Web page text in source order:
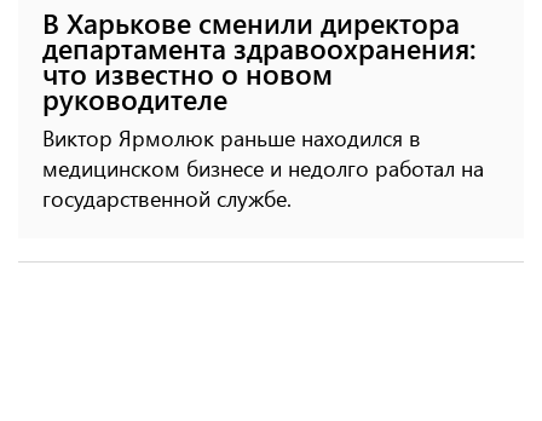
В Харькове сменили директора
департамента здравоохранения:
что известно о новом
руководителе
Виктор Ярмолюк раньше находился в
медицинском бизнесе и недолго работал на
государственной службе.